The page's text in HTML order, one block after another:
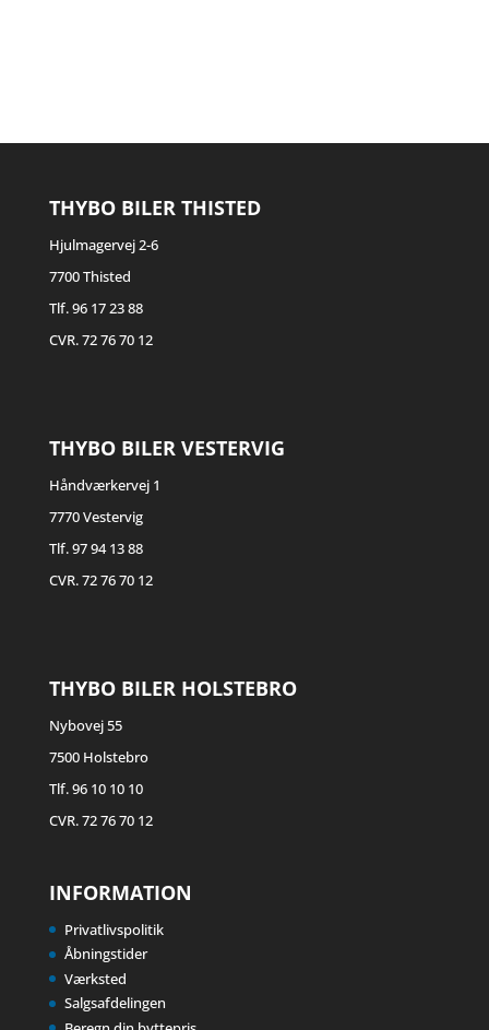
THYBO BILER THISTED
Hjulmagervej 2-6
7700 Thisted
Tlf. 96 17 23 88
CVR. 72 76 70 12
THYBO BILER VESTERVIG
Håndværkervej 1
7770 Vestervig
Tlf. 97 94 13 88
CVR. 72 76 70 12
THYBO BILER HOLSTEBRO
Nybovej 55
7500 Holstebro
Tlf. 96 10 10 10
CVR. 72 76 70 12
INFORMATION
Privatlivspolitik
Åbningstider
Værksted
Salgsafdelingen